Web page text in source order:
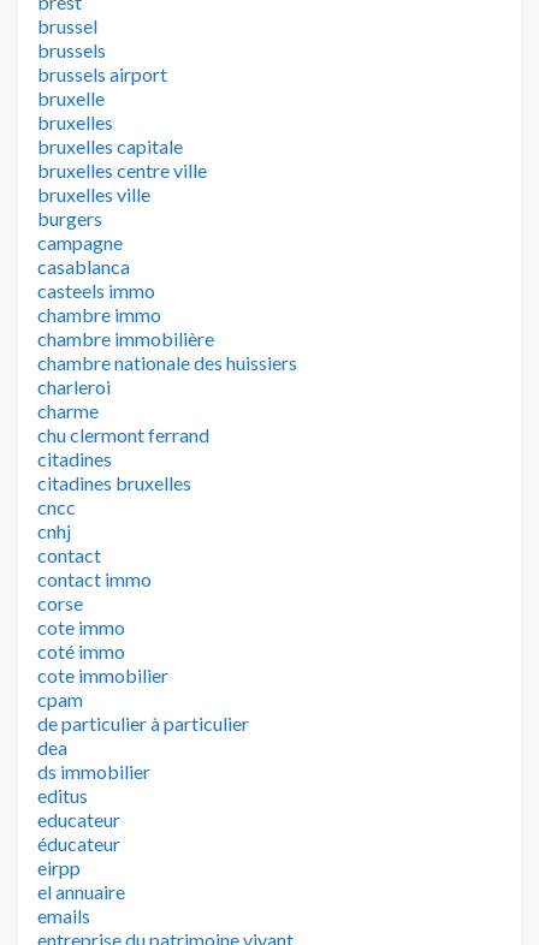
brussel
brussels
brussels airport
bruxelle
bruxelles
bruxelles capitale
bruxelles centre ville
bruxelles ville
burgers
campagne
casablanca
casteels immo
chambre immo
chambre immobilière
chambre nationale des huissiers
charleroi
charme
chu clermont ferrand
citadines
citadines bruxelles
cncc
cnhj
contact
contact immo
corse
cote immo
coté immo
cote immobilier
cpam
de particulier à particulier
dea
ds immobilier
editus
educateur
éducateur
eirpp
el annuaire
emails
entreprise du patrimoine vivant